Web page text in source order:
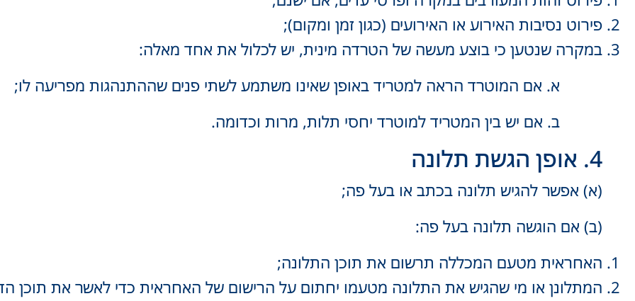
פירוט נסיבות האירוע או האירועים (כגון זמן ומקום);
במקרה שנטען כי בוצע מעשה של הטרדה מינית, יש לכלול את אחד מאלה:
א. אם המוטרד הראה למטריד באופן שאינו משתמע לשתי פנים שההתנהגות מפריעה לו;
ב. אם יש בין המטריד למוטרד יחסי תלות, מרות וכדומה.
4. אופן הגשת תלונה
(א) אפשר להגיש תלונה בכתב או בעל פה;
(ב) אם הוגשה תלונה בעל פה:
האחראית מטעם המכללה תרשום את תוכן התלונה;
המתלונן או מי שהגיש את התלונה מטעמו יחתום על הרישום של האחראית כדי לאשר את תוכן